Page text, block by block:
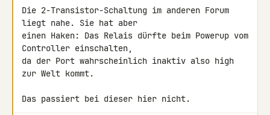
Die 2-Transistor-Schaltung im anderen Forum
liegt nahe. Sie hat aber
einen Haken: Das Relais dürfte beim Powerup vom
Controller einschalten,
da der Port wahrscheinlich inaktiv also high
zur Welt kommt.
Das passiert bei dieser hier nicht.